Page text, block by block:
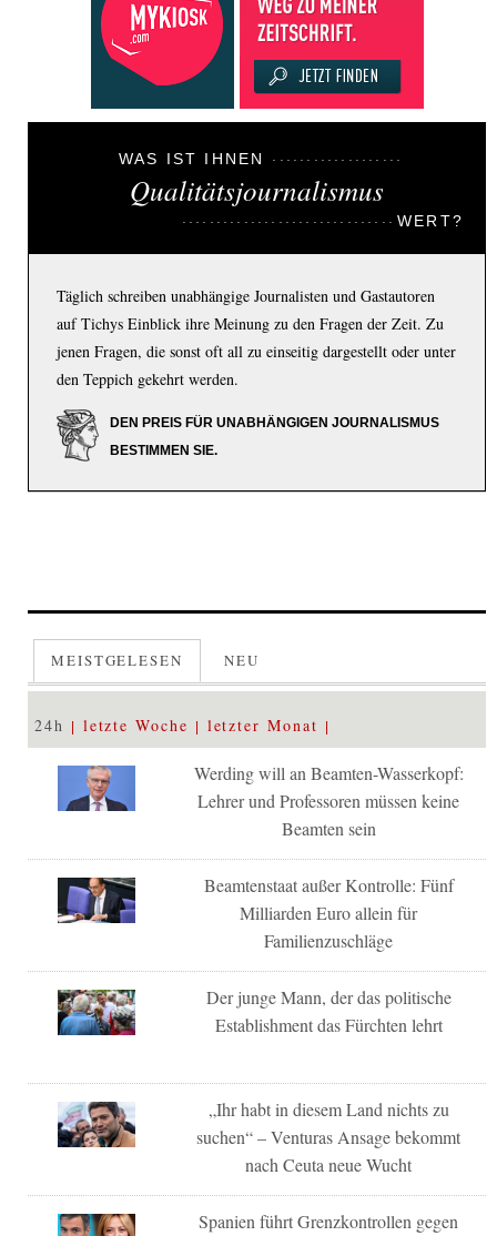
WAS IST IHNEN
Qualitätsjournalismus
WERT?
Täglich schreiben unabhängige Journalisten und Gastautoren
auf Tichys Einblick ihre Meinung zu den Fragen der Zeit. Zu
jenen Fragen, die sonst oft all zu einseitig dargestellt oder unter
den Teppich gekehrt werden.
DEN PREIS FÜR UNABHÄNGIGEN JOURNALISMUS
BESTIMMEN SIE.
MEISTGELESEN NEU
24h letzte Woche letzter Monat
Werding will an Beamten-Wasserkopf:
Lehrer und Professoren müssen keine
Beamten sein
Beamtenstaat außer Kontrolle: Fünf
Milliarden Euro allein für
Familienzuschläge
Der junge Mann, der das politische
Establishment das Fürchten lehrt
„Ihr habt in diesem Land nichts zu
suchen“ – Venturas Ansage bekommt
nach Ceuta neue Wucht
Spanien führt Grenzkontrollen gegen